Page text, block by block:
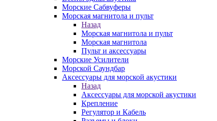
Морские Сабвуферы
Морская магнитола и пульт
Назад
Морская магнитола и пульт
Морская магнитола
Пульт и аксессуары
Морские Усилители
Морской Cаундбар
Аксессуары для морской акустики
Назад
Аксессуары для морской акустики
Крепление
Регулятор и Кабель